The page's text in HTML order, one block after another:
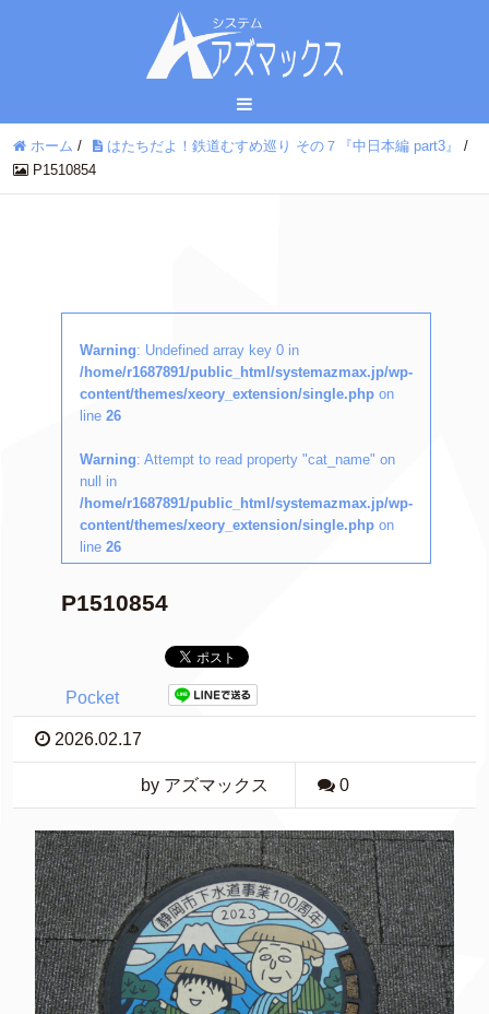
ホーム / はたちだよ！鉄道むすめ巡り その７『中日本編 part3』
/
P1510854
Warning: Undefined array key 0 in
/home/r1687891/public_html/systemazmax.jp/wp-
content/themes/xeory_extension/single.php on
line 26
Warning: Attempt to read property "cat_name" on
null in
/home/r1687891/public_html/systemazmax.jp/wp-
content/themes/xeory_extension/single.php on
line 26
P1510854
Pocket
2026.02.17
by アズマックス 0